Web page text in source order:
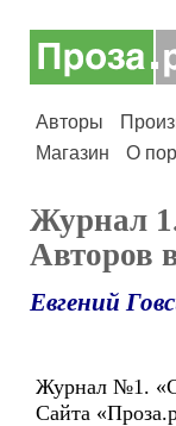
Авторы
Магазин
О
Журнал
Авторов
Евгений
Журнал №1.
Сайта